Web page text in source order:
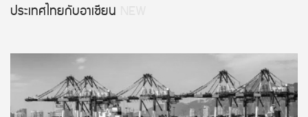
ประเทศไทยกับอาเซียน